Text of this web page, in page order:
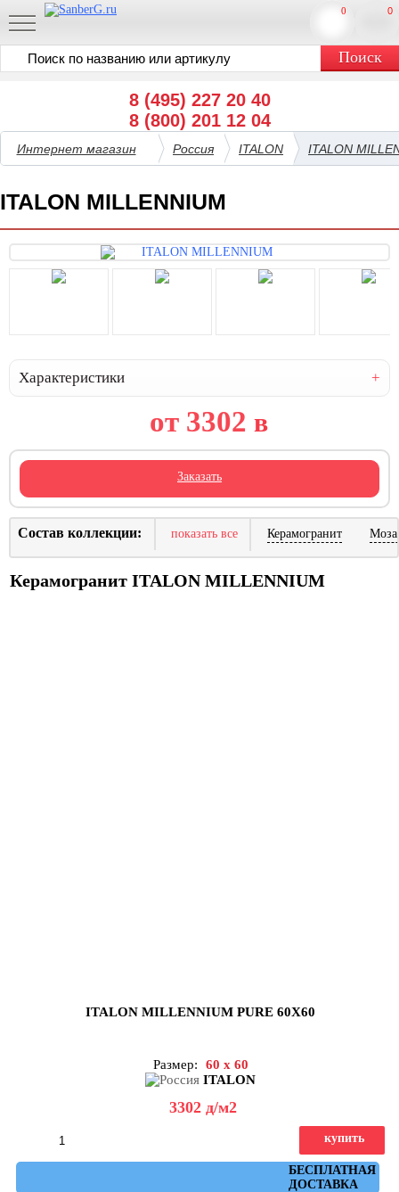
8 (495) 227 20 40
8 (800) 201 12 04
0
0
Интернет магазин Россия ITALON ITALON
ITALON MILLENNIUM
Характеристики
от 3302 в
Заказать
Состав коллекции: показать все Керамогранит
Керамогранит ITALON MILLENNIUM
ITALON MILLENNIUM PURE 60X60
Размер:
60 x 60
ITALON
3302 д/м2
БЕСПЛАТНАЯ
ДОСТАВКА
купить